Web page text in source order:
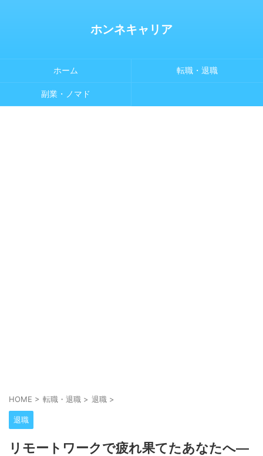
ホンネキャリア
ホーム 転職・退職
副業・ノマド
HOME > 転職・退職 > 退職 >
退職
リモートワークで疲れ果てたあなたへ—